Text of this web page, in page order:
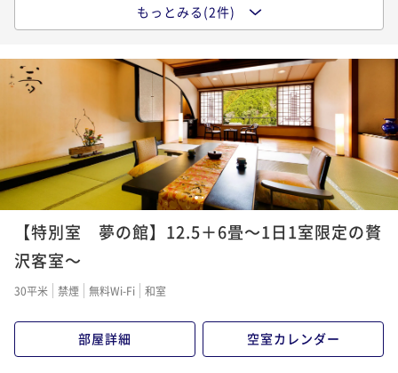
【人気No．1 榊会席】“鉄板焼き”で楽しむ松阪牛！
二食付き 現地決済可 事前決済可
IN 15:00 - 19:00 OUT10:00
ポイント即利用で最大5％OFF
¥66,300~
2名 ¥ 62,985 ~
夫婦旅 ～3大特典～＜夕食メインの和牛が松阪牛に無
料グレードUP！＞三重の魅力たっぷり
二食付き
もっとみる(2件)
12
【特別室 夢の館】12.5＋6畳～1日1室限定の贅
沢客室～
30平米 禁煙 無料Wi-Fi 和室
部屋詳細 空室カレンダー